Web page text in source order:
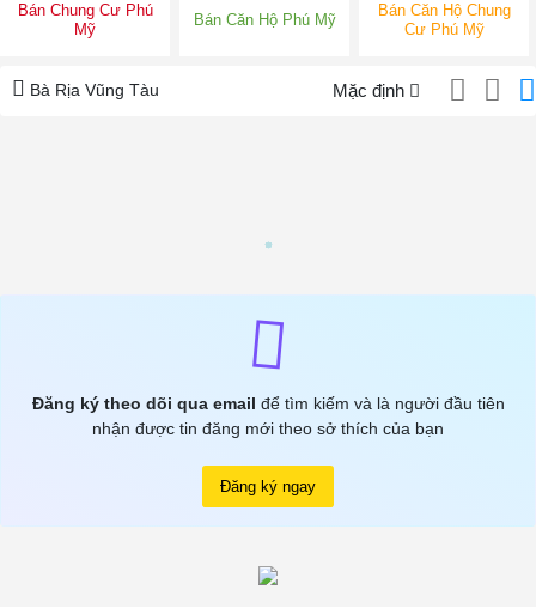
Bán Chung Cư Phú
Mỹ
Bán Căn Hộ Phú Mỹ
Bán Căn Hộ Chung
Cư Phú Mỹ
Bà Rịa Vũng Tàu Mặc định
Đăng ký theo dõi qua email để tìm kiếm và là người đầu tiên
nhận được tin đăng mới theo sở thích của bạn
Đăng ký ngay